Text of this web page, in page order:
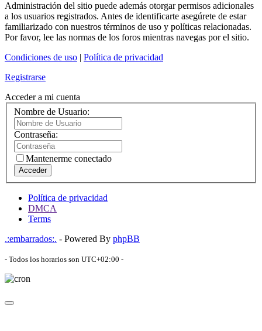
Administración del sitio puede además otorgar permisos adicionales
a los usuarios registrados. Antes de identificarte asegúrete de estar
familiarizado con nuestros términos de uso y políticas relacionadas.
Por favor, lee las normas de los foros mientras navegas por el sitio.
Condiciones de uso | Política de privacidad
Registrarse
Acceder a mi cuenta
Nombre de Usuario:
Contraseña:
Mantenerme conectado
Acceder
Política de privacidad
DMCA
Terms
.:embarrados:. - Powered By phpBB
- Todos los horarios son UTC+02:00 -